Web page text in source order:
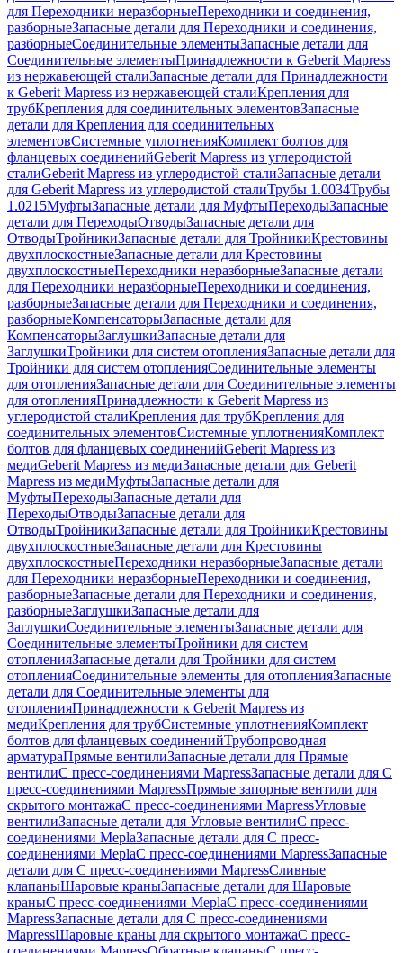
для Переходники неразборныеПереходники и соединения,
разборныеЗапасные детали для Переходники и соединения,
разборныеСоединительные элементыЗапасные детали для
Соединительные элементыПринадлежности к Geberit Mapress
из нержавеющей сталиЗапасные детали для Принадлежности
к Geberit Mapress из нержавеющей сталиКрепления для
трубКрепления для соединительных элементовЗапасные
детали для Крепления для соединительных
элементовСистемные уплотненияКомплект болтов для
фланцевых соединенийGeberit Mapress из углеродистой
сталиGeberit Mapress из углеродистой сталиЗапасные детали
для Geberit Mapress из углеродистой сталиТрубы 1.0034Трубы
1.0215МуфтыЗапасные детали для МуфтыПереходыЗапасные
детали для ПереходыОтводыЗапасные детали для
ОтводыТройникиЗапасные детали для ТройникиКрестовины
двухплоскостныеЗапасные детали для Крестовины
двухплоскостныеПереходники неразборныеЗапасные детали
для Переходники неразборныеПереходники и соединения,
разборныеЗапасные детали для Переходники и соединения,
разборныеКомпенсаторыЗапасные детали для
КомпенсаторыЗаглушкиЗапасные детали для
ЗаглушкиТройники для систем отопленияЗапасные детали для
Тройники для систем отопленияСоединительные элементы
для отопленияЗапасные детали для Соединительные элементы
для отопленияПринадлежности к Geberit Mapress из
углеродистой сталиКрепления для трубКрепления для
соединительных элементовСистемные уплотненияКомплект
болтов для фланцевых соединенийGeberit Mapress из
медиGeberit Mapress из медиЗапасные детали для Geberit
Mapress из медиМуфтыЗапасные детали для
МуфтыПереходыЗапасные детали для
ПереходыОтводыЗапасные детали для
ОтводыТройникиЗапасные детали для ТройникиКрестовины
двухплоскостныеЗапасные детали для Крестовины
двухплоскостныеПереходники неразборныеЗапасные детали
для Переходники неразборныеПереходники и соединения,
разборныеЗапасные детали для Переходники и соединения,
разборныеЗаглушкиЗапасные детали для
ЗаглушкиСоединительные элементыЗапасные детали для
Соединительные элементыТройники для систем
отопленияЗапасные детали для Тройники для систем
отопленияСоединительные элементы для отопленияЗапасные
детали для Соединительные элементы для
отопленияПринадлежности к Geberit Mapress из
медиКрепления для трубСистемные уплотненияКомплект
болтов для фланцевых соединенийТрубопроводная
арматураПрямые вентилиЗапасные детали для Прямые
вентилиС пресс-соединениями MapressЗапасные детали для С
пресс-соединениями MapressПрямые запорные вентили для
скрытого монтажаС пресс-соединениями MapressУгловые
вентилиЗапасные детали для Угловые вентилиС пресс-
соединениями MeplaЗапасные детали для С пресс-
соединениями MeplaС пресс-соединениями MapressЗапасные
детали для С пресс-соединениями MapressСливные
клапаныШаровые краныЗапасные детали для Шаровые
краныС пресс-соединениями MeplaС пресс-соединениями
MapressЗапасные детали для С пресс-соединениями
MapressШаровые краны для скрытого монтажаС пресс-